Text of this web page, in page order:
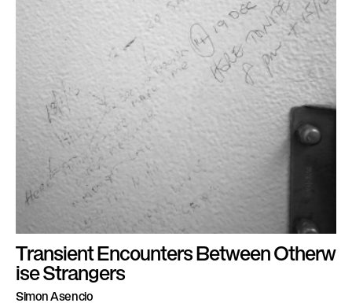
Transient Encounters Between Otherw
ise Strangers
Simon Asencio